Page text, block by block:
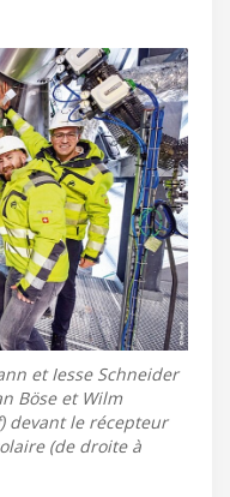
et Iesse Schneider
Böse et Wilm
devant le récepteur
(de droite à